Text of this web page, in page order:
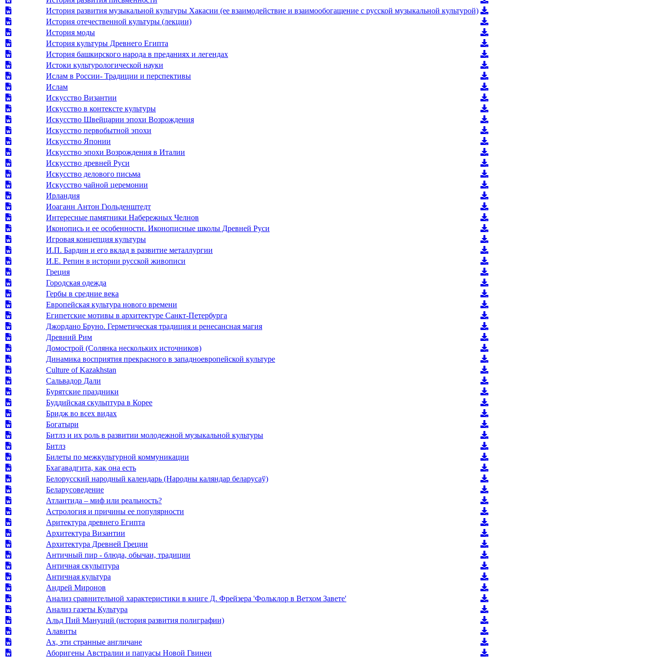
История развития музыкальной культуры Хакасии (ее взаимодействие и взаимообогащение с русской музыкальной культурой)
История отечественной культуры (лекции)
История моды
История культуры Древнего Египта
История башкирского народа в преданиях и легендах
Истоки культурологической науки
Ислам в России- Традиции и перспективы
Ислам
Искусство Византии
Искусство в контексте культуры
Искусство Швейцарии эпохи Возрождения
Искусство первобытной эпохи
Искусство Японии
Искусство эпохи Возрождения в Италии
Искусство древней Руси
Искусство делового письма
Искусство чайной церемонии
Ирландия
Иоаганн Антон Гюльденштедт
Интересные памятники Набережных Челнов
Иконопись и ее особенности. Иконописные школы Древней Руси
Игровая концепция культуры
И.П. Бардин и его вклад в развитие металлургии
И.Е. Репин в истории русской живописи
Греция
Городская одежда
Гербы в средние века
Европейская культура нового времени
Египетские мотивы в архитектуре Санкт-Петербурга
Джордано Бруно. Герметическая традиция и ренесансная магия
Древний Рим
Домострой (Солянка нескольких источников)
Динамика восприятия прекрасного в западноевропейской культуре
Culture of Kazakhstan
Cальвадор Дали
Бурятские праздники
Буддийская скульптура в Корее
Бридж во всех видах
Богатыри
Битлз и их роль в развитии молодежной музыкальной культуры
Битлз
Билеты по межкультурной коммуникации
Бхагавадгита, как она есть
Белорусский народный календарь (Народны каляндар беларусаў)
Беларусоведение
Атлантида – миф или реальность?
Астрология и причины ее популярности
Аритектура древнего Египта
Архитектура Византии
Архитектура Древней Греции
Античный пир - блюда, обычаи, традиции
Античная скульптура
Античная культура
Андрей Миронов
Анализ сравнительной характеристики в книге Д. Фрейзера 'Фольклор в Ветхом Завете'
Анализ газеты Культура
Альд Пий Мануций (история развития полиграфии)
Алавиты
Ах, эти странные англичане
Аборигены Австралии и папуасы Новой Гвинеи